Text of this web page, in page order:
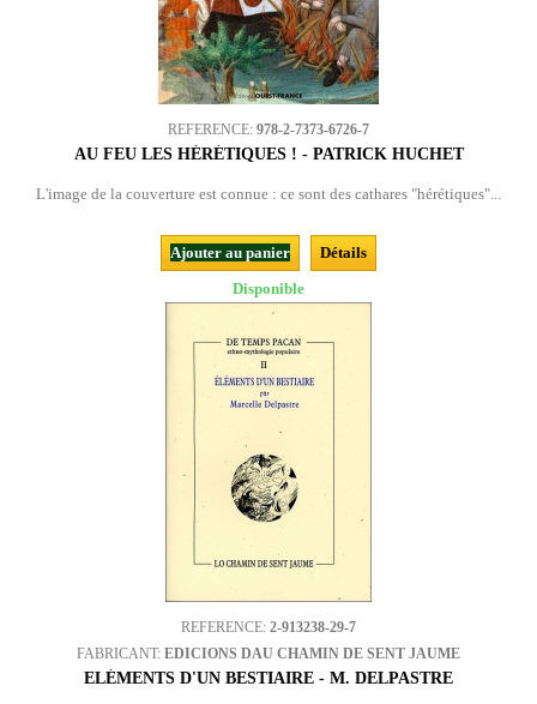
REFERENCE: 978-2-7373-6726-7
AU FEU LES HÉRÉTIQUES ! - PATRICK HUCHET
L'image de la couverture est connue : ce sont des cathares "hérétiques"...
Ajouter au panier
Détails
Disponible
REFERENCE: 2-913238-29-7
FABRICANT: EDICIONS DAU CHAMIN DE SENT JAUME
ELÉMENTS D'UN BESTIAIRE - M. DELPASTRE